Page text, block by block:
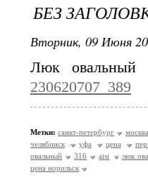
БЕЗ
Вторник, 09 Июня
Люк
230620707_389
Метки: санкт-петербург
москва
челябинск
уфа цена
овальный
316 aisi
люк
цена норильск